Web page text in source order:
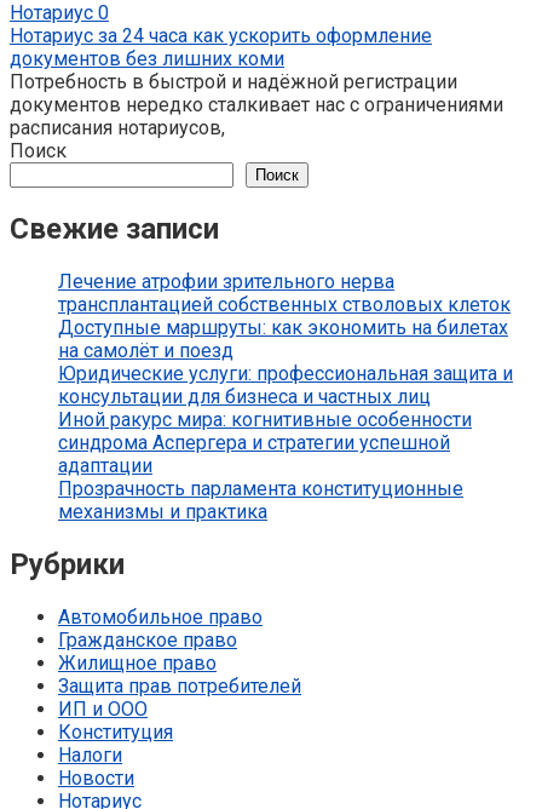
Нотариус 0
Нотариус за 24 часа как ускорить оформление
документов без лишних коми
Потребность в быстрой и надёжной регистрации
документов нередко сталкивает нас с ограничениями
расписания нотариусов,
Поиск
Поиск
Свежие записи
Лечение атрофии зрительного нерва
трансплантацией собственных стволовых клеток
Доступные маршруты: как экономить на билетах
на самолёт и поезд
Юридические услуги: профессиональная защита и
консультации для бизнеса и частных лиц
Иной ракурс мира: когнитивные особенности
синдрома Аспергера и стратегии успешной
адаптации
Прозрачность парламента конституционные
механизмы и практика
Рубрики
Автомобильное право
Гражданское право
Жилищное право
Защита прав потребителей
ИП и ООО
Конституция
Налоги
Новости
Нотариус